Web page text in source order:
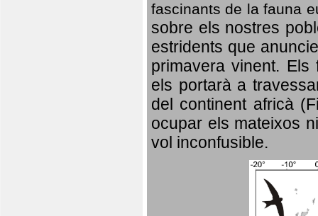
fascinants de la fauna
sobre els nostres
estridents que
primavera vinent. Els
els portarà a
del continent africà
ocupar els mateixos
vol inconfusible.